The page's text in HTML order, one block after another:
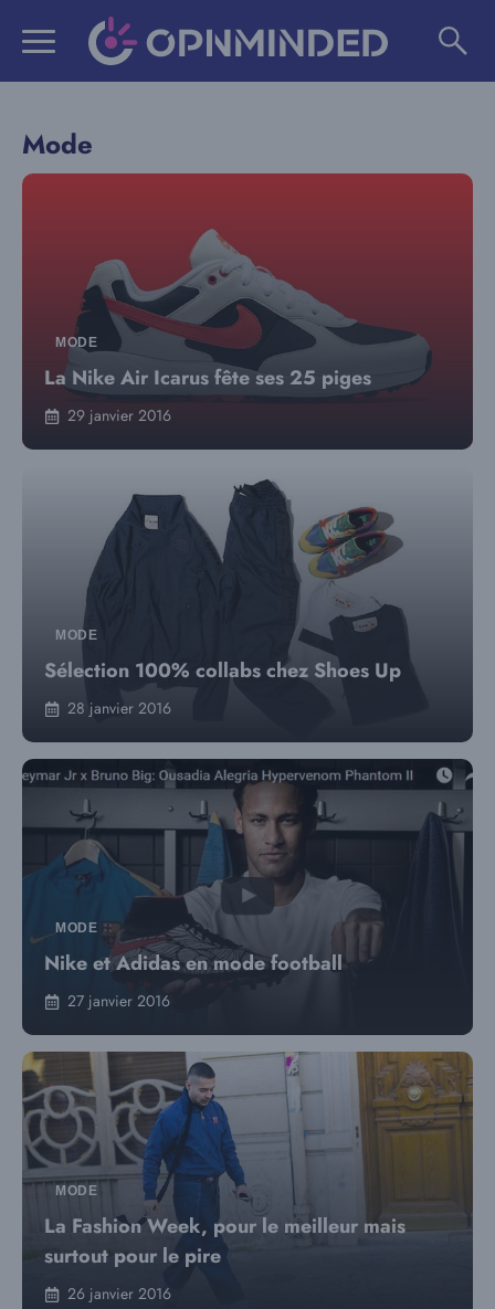
Mode
MODE
La Nike Air Icarus fête ses 25 piges
29 janvier 2016
MODE
Sélection 100% collabs chez Shoes Up
28 janvier 2016
MODE
Nike et Adidas en mode football
27 janvier 2016
MODE
La Fashion Week, pour le meilleur mais
surtout pour le pire
26 janvier 2016